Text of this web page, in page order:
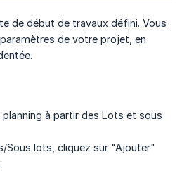
de début de travaux défini. Vous
de votre projet, en
à partir des Lots et sous
Sous lots, cliquez sur "Ajouter"